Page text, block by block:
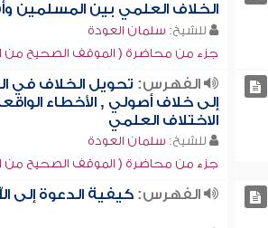
الخلاف العلمي بين المسلمين
للشيخ: سلمان العودة
جزء من محاضرة ( الموقف الصحيح من
الفهرس: تحويل الخلاف في
إلى خلاف أصولي , الأخطاء
الاختلاف العلمي
للشيخ: سلمان العودة
جزء من محاضرة ( الموقف الصحيح من
الفهرس: كيفية الدعوة إلى